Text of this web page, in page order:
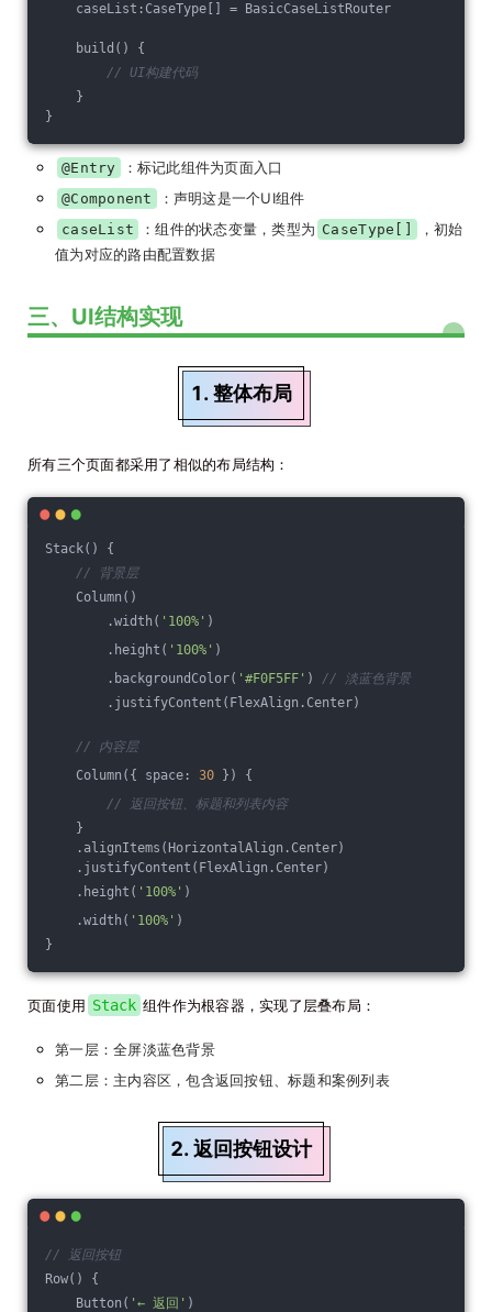
caseList:CaseType[] = BasicCaseListRouter
build() {
// UI构建代码
}
}
@Entry ：标记此组件为页面入口
@Component ：声明这是一个UI组件
caseList ：组件的状态变量，类型为 CaseType[]
，初始
值为对应的路由配置数据
三、UI结构实现
1. 整体布局
所有三个页面都采用了相似的布局结构：
Stack() {
// 背景层
Column()
.width( '100%' )
.height( '100%' )
.backgroundColor( '#F0F5FF' ) // 淡蓝色背景
.justifyContent(FlexAlign.Center)
// 内容层
Column({ space: 30 }) {
// 返回按钮、标题和列表内容
}
.alignItems(HorizontalAlign.Center)
.justifyContent(FlexAlign.Center)
.height( '100%' )
.width( '100%' )
}
页面使用 Stack 组件作为根容器，实现了层叠布局：
第一层：全屏淡蓝色背景
第二层：主内容区，包含返回按钮、标题和案例列表
2. 返回按钮设计
// 返回按钮
Row() {
Button( '← 返回' )